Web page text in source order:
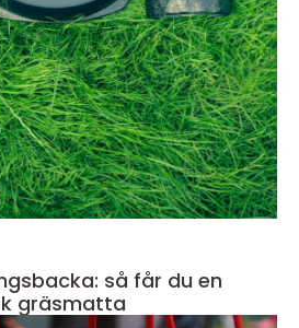
så får du en
gräsmatta